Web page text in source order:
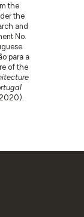
the
the
and
No.
para a
of the